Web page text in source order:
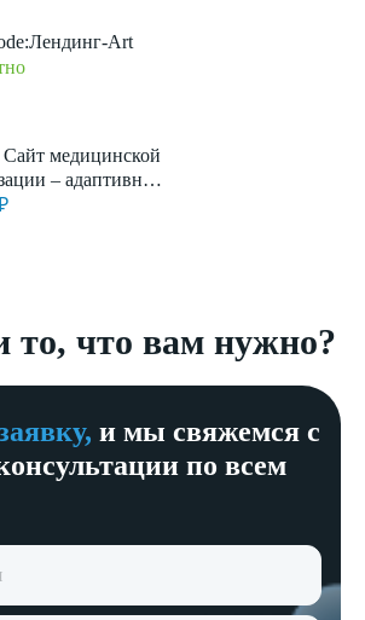
Art
медицинской
– адаптивный
для
что вам нужно?
и мы свяжемся с
по всем